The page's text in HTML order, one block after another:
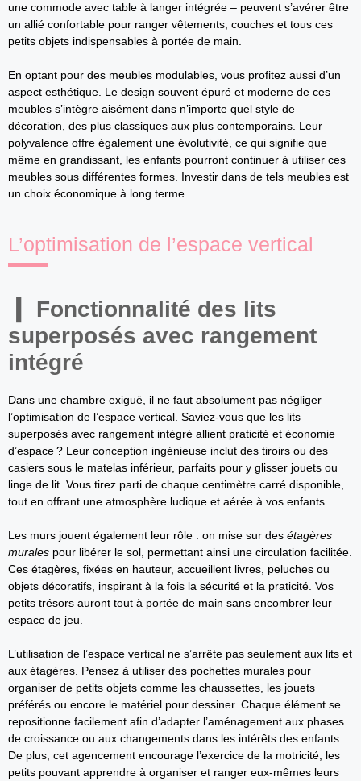
une commode avec table à langer intégrée – peuvent s’avérer être
un allié confortable pour ranger vêtements, couches et tous ces
petits objets indispensables à portée de main.
En optant pour des meubles modulables, vous profitez aussi d’un
aspect esthétique. Le design souvent épuré et moderne de ces
meubles s’intègre aisément dans n’importe quel style de
décoration, des plus classiques aux plus contemporains. Leur
polyvalence offre également une évolutivité, ce qui signifie que
même en grandissant, les enfants pourront continuer à utiliser ces
meubles sous différentes formes. Investir dans de tels meubles est
un choix économique à long terme.
L’optimisation de l’espace vertical
Fonctionnalité des lits
superposés avec rangement
intégré
Dans une chambre exiguë, il ne faut absolument pas négliger
l’optimisation de l’espace vertical. Saviez-vous que les lits
superposés avec rangement intégré allient praticité et économie
d’espace ? Leur conception ingénieuse inclut des tiroirs ou des
casiers sous le matelas inférieur, parfaits pour y glisser jouets ou
linge de lit. Vous tirez parti de chaque centimètre carré disponible,
tout en offrant une atmosphère ludique et aérée à vos enfants.
Les murs jouent également leur rôle : on mise sur des étagères
murales pour libérer le sol, permettant ainsi une circulation facilitée.
Ces étagères, fixées en hauteur, accueillent livres, peluches ou
objets décoratifs, inspirant à la fois la sécurité et la praticité. Vos
petits trésors auront tout à portée de main sans encombrer leur
espace de jeu.
L’utilisation de l’espace vertical ne s’arrête pas seulement aux lits et
aux étagères. Pensez à utiliser des pochettes murales pour
organiser de petits objets comme les chaussettes, les jouets
préférés ou encore le matériel pour dessiner. Chaque élément se
repositionne facilement afin d’adapter l’aménagement aux phases
de croissance ou aux changements dans les intérêts des enfants.
De plus, cet agencement encourage l’exercice de la motricité, les
petits pouvant apprendre à organiser et ranger eux-mêmes leurs